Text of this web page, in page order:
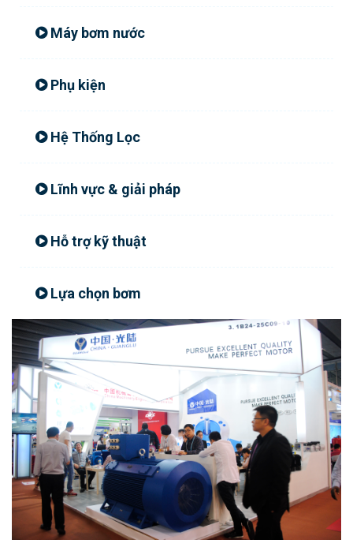
Máy bơm nước
Phụ kiện
Hệ Thống Lọc
Lĩnh vực & giải pháp
Hỗ trợ kỹ thuật
Lựa chọn bơm